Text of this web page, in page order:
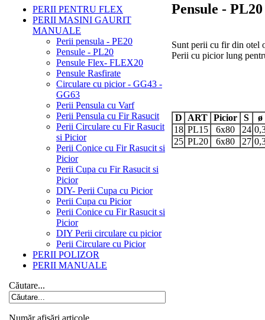
PERII PENTRU FLEX
PERII MASINI GAURIT
MANUALE
Perii pensula - PE20
Pensule - PL20
Pensule Flex- FLEX20
Pensule Rasfirate
Circulare cu picior - GG43 -
GG63
Perii Pensula cu Varf
Perii Pensula cu Fir Rasucit
Perii Circulare cu Fir Rasucit
si Picior
Perii Conice cu Fir Rasucit si
Picior
Perii Cupa cu Fir Rasucit si
Picior
DIY- Perii Cupa cu Picior
Perii Cupa cu Picior
Perii Conice cu Fir Rasucit si
Picior
DIY Perii circulare cu picior
Perii Circulare cu Picior
PERII POLIZOR
PERII MANUALE
Căutare...
Pensule - PL20
Sunt perii cu fir din otel
Perii cu picior lung
D ART Picior S
ø
18 PL15 6x80 24
25 PL20 6x80 27